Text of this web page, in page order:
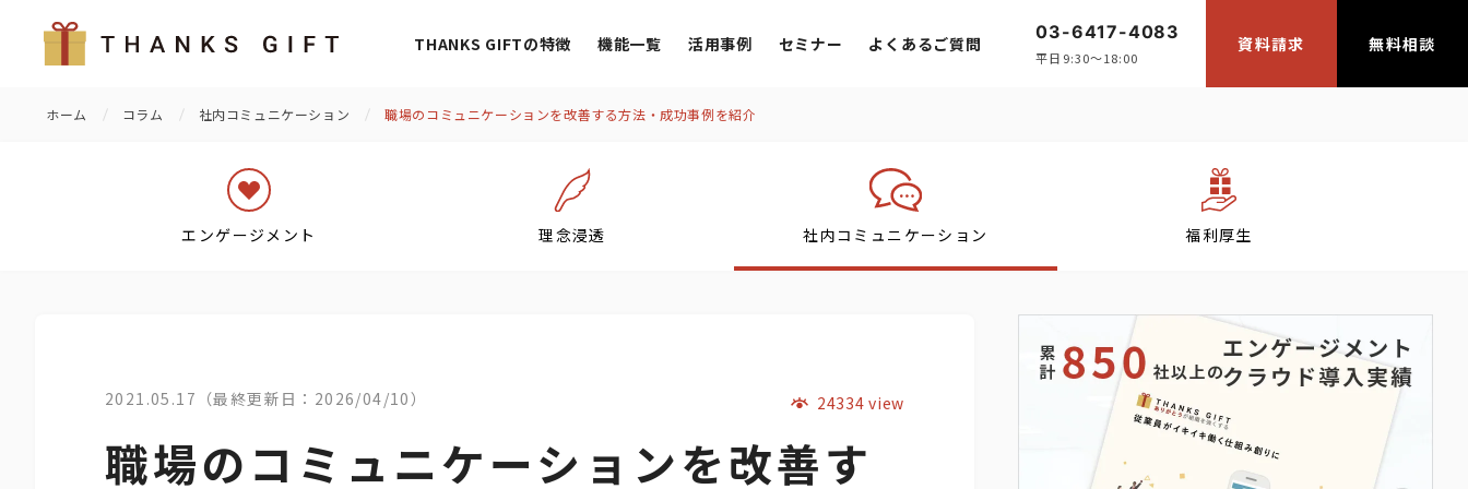
THANKS GIFTの特徴 機能一覧 活用事例 セミナー よくあるご質問
03-6417-4083
平日9:30〜18:00
資料請求 無料相談
ホーム コラム 社内コミュニケーション 職場のコミュニケーションを改善する方法・成功事例を紹介
エンゲージメント 理念浸透 社内コミュニケーション 福利厚生
2021.05.17（最終更新日：2026/04/10） 24334 view
職場のコミュニケーションを改善す